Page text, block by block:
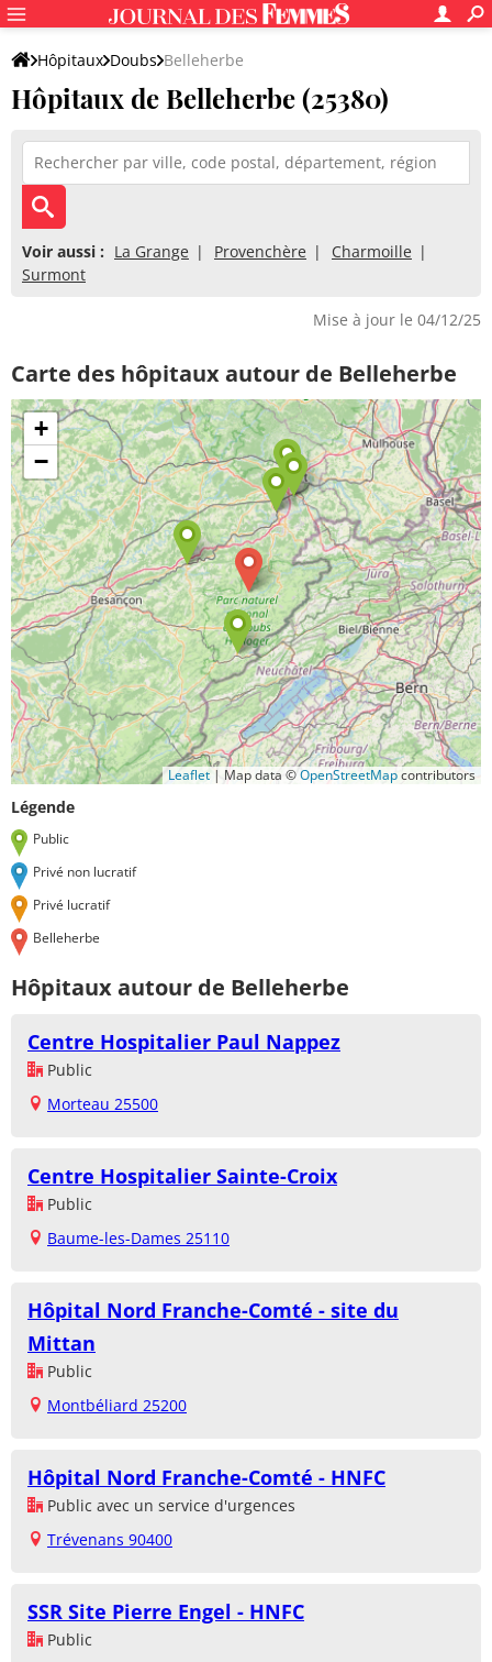
Hôpitaux Doubs Belleherbe
Hôpitaux de Belleherbe (25380)
Voir aussi : La Grange Provenchère
Charmoille
Surmont
Mise à jour le 04/12/25
Carte des hôpitaux autour de Belleherbe
+
−
Leaflet | Map data ©OpenStreetMapcontributors
Légende
Public
Privé non lucratif
Privé lucratif
Belleherbe
Hôpitaux autour de Belleherbe
Centre Hospitalier Paul Nappez
Public
Morteau 25500
Centre Hospitalier Sainte-Croix
Public
Baume-les-Dames 25110
Hôpital Nord Franche-Comté - site du
Mittan
Public
Montbéliard 25200
Hôpital Nord Franche-Comté - HNFC
Public avec un service d'urgences
Trévenans 90400
SSR Site Pierre Engel - HNFC
Public